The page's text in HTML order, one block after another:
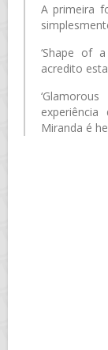
A primeira
‘Shape of
acredito
Miranda é